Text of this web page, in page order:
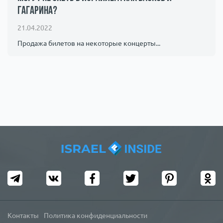
Происшествия
Армия
Гагарина?
21.04.2022
Продажа билетов на некоторые концерты...
Контакты Политика конфиденциальности